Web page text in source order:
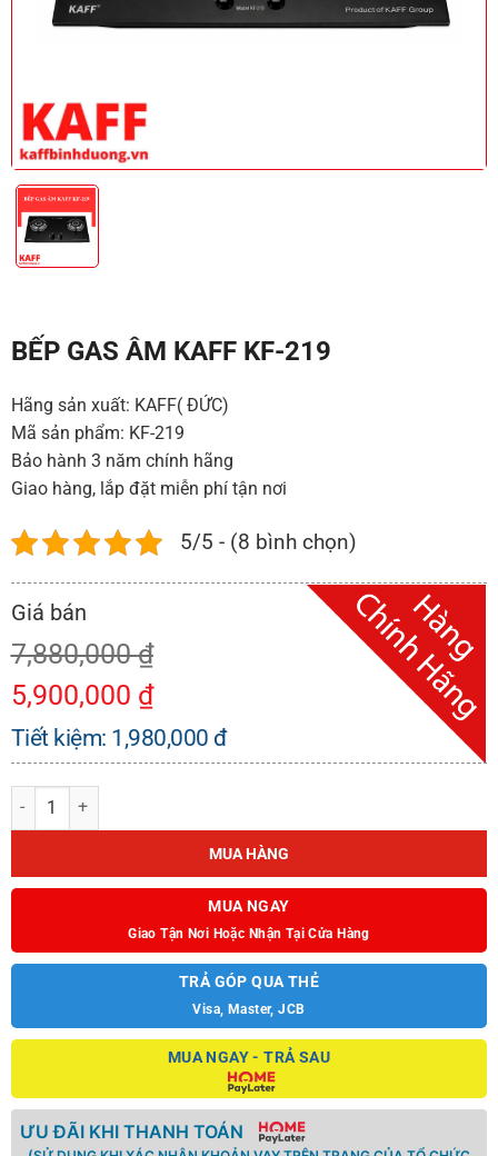
BẾP GAS ÂM KAFF KF-219
Hãng sản xuất: KAFF( ĐỨC)
Mã sản phẩm: KF-219
Bảo hành 3 năm chính hãng
Giao hàng, lắp đặt miễn phí tận nơi
5/5 - (8 bình chọn)
7,880,000₫
5,900,000 ₫
Tiết kiệm: 1,980,000 đ
BẾP GAS ÂM KAFF KF-219 số lượng
MUA HÀNG
MUA NGAY
Giao Tận Nơi Hoặc Nhận Tại Cửa Hàng
TRẢ GÓP QUA THẺ
Visa, Master, JCB
MUA NGAY - TRẢ SAU
ƯU ĐÃI KHI THANH TOÁN